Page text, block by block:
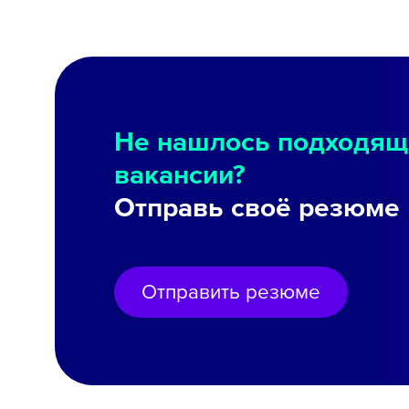
Не нашлось
вакансии?
Отправь своё резюме
Отправить резюме